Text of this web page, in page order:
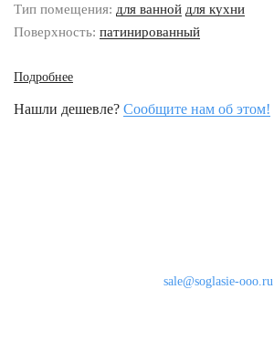
Тип помещения: для ванной для кухни
Поверхность: патинированный
Подробнее
Нашли дешевле? Сообщите нам об этом!
sale@soglasie-ooo.ru